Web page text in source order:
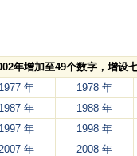
年增加至49个数字，增设
1977 年 1978 年
1987 年 1988 年
1997 年 1998 年
年 2008 年